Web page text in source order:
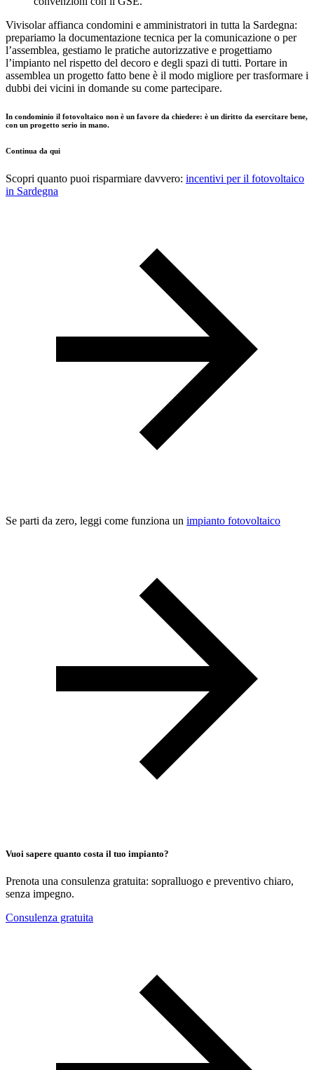
Vivisolar affianca condomini e amministratori in tutta la Sardegna:
prepariamo la documentazione tecnica per la comunicazione o per
l’assemblea, gestiamo le pratiche autorizzative e progettiamo
l’impianto nel rispetto del decoro e degli spazi di tutti. Portare in
assemblea un progetto fatto bene è il modo migliore per trasformare i
dubbi dei vicini in domande su come partecipare.
In condominio il fotovoltaico non è un favore da chiedere: è un diritto da esercitare bene,
con un progetto serio in mano.
Continua da qui
Scopri quanto puoi risparmiare davvero: incentivi per il fotovoltaico
in Sardegna
Se parti da zero, leggi come funziona un impianto fotovoltaico
Vuoi sapere quanto costa il tuo impianto?
Prenota una consulenza gratuita: sopralluogo e preventivo chiaro,
senza impegno.
Consulenza gratuita